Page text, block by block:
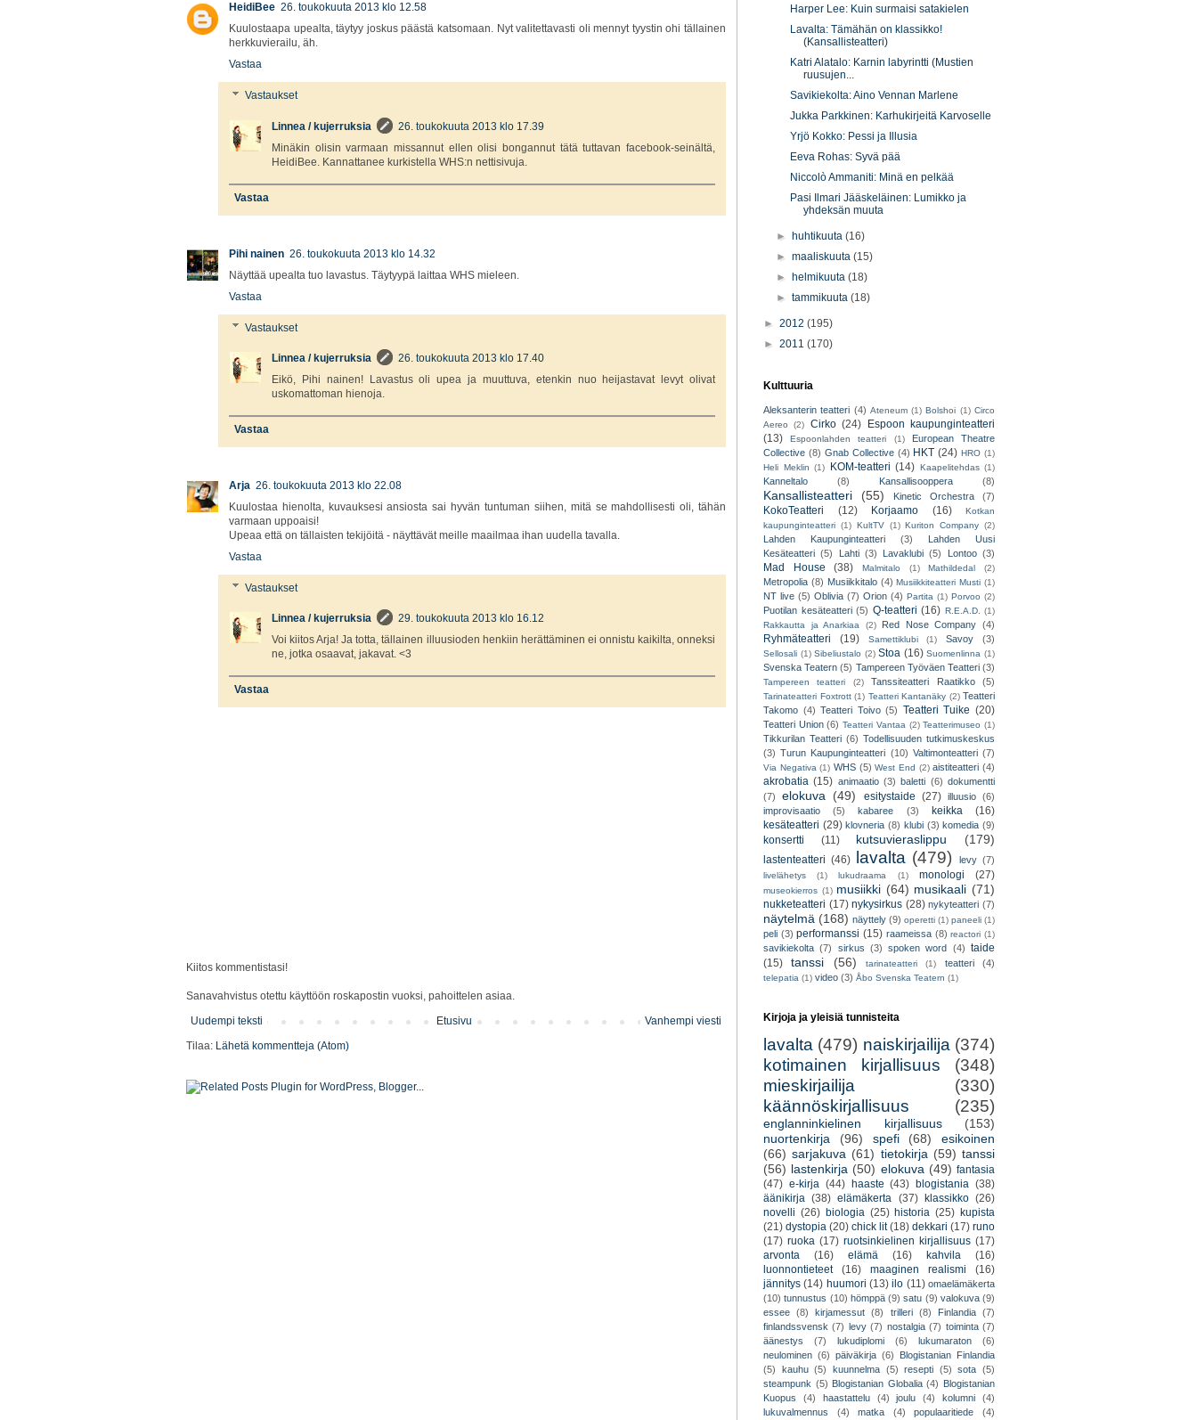
HeidiBee 26. toukokuuta 2013 klo 12.58
Kuulostaapa upealta, täytyy joskus päästä katsomaan. Nyt valitettavasti oli mennyt tyystin ohi tällainen
herkkuvierailu, äh.
Vastaa
Vastaukset
Linnea / kujerruksia
26. toukokuuta 2013 klo 17.39
Minäkin olisin varmaan missannut ellen olisi bongannut tätä tuttavan facebook-seinältä,
HeidiBee. Kannattanee kurkistella WHS:n nettisivuja.
Vastaa
Pihi nainen 26. toukokuuta 2013 klo 14.32
Näyttää upealta tuo lavastus. Täytyypä laittaa WHS mieleen.
Vastaa
Vastaukset
Linnea / kujerruksia
26. toukokuuta 2013 klo 17.40
Eikö, Pihi nainen! Lavastus oli upea ja muuttuva, etenkin nuo heijastavat levyt olivat
uskomattoman hienoja.
Vastaa
Arja 26. toukokuuta 2013 klo 22.08
Kuulostaa hienolta, kuvauksesi ansiosta sai hyvän tuntuman siihen, mitä se mahdollisesti oli, tähän
varmaan uppoaisi!
Upeaa että on tällaisten tekijöitä - näyttävät meille maailmaa ihan uudella tavalla.
Vastaa
Vastaukset
Linnea / kujerruksia
29. toukokuuta 2013 klo 16.12
Voi kiitos Arja! Ja totta, tällainen illuusioden henkiin herättäminen ei onnistu kaikilta, onneksi
ne, jotka osaavat, jakavat. <3
Vastaa
Kiitos kommentistasi!
Sanavahvistus otettu käyttöön roskapostin vuoksi, pahoittelen asiaa.
Uudempi teksti
Vanhempi viesti
Etusivu
Tilaa: Lähetä kommentteja (Atom)
Harper Lee: Kuin surmaisi satakielen
Lavalta: Tämähän on klassikko!
(Kansallisteatteri)
Katri Alatalo: Karnin labyrintti (Mustien
ruusujen...
Savikiekolta: Aino Vennan Marlene
Jukka Parkkinen: Karhukirjeitä Karvoselle
Yrjö Kokko: Pessi ja Illusia
Eeva Rohas: Syvä pää
Niccolò Ammaniti: Minä en pelkää
Pasi Ilmari Jääskeläinen: Lumikko ja
yhdeksän muuta
► huhtikuuta(16)
►maaliskuuta(15)
► helmikuuta(18)
►tammikuuta(18)
► 2012 (195)
► 2011 (170)
Kulttuuria
Aleksanterin teatteri (4) Ateneum (1) Bolshoi (1) Circo
Aereo
(2) Cirko (24)
Espoon kaupunginteatteri
(13)
Espoonlahden teatteri (1)
European Theatre
Collective (8) Gnab Collective (4) HKT (24) HRO (1)
Heli Meklin (1) KOM-teatteri (14) Kaapelitehdas (1)
Kanneltalo (8) Kansallisooppera (8)
Kansallisteatteri (55) Kinetic Orchestra (7)
KokoTeatteri (12) Korjaamo (16)
Kotkan
kaupunginteatteri (1) KultTV (1) Kuriton Company (2)
Lahden Kaupunginteatteri (3)
Lahden Uusi
Kesäteatteri (5) Lahti (3) Lavaklubi (5) Lontoo (3)
Mad House (38) Malmitalo (1) Mathildedal (2)
Metropolia (8) Musiikkitalo (4) Musiikkiteatteri Musti (1)
NT live (5) Oblivia (7) Orion (4) Partita (1) Porvoo (2)
Puotilan kesäteatteri (5) Q-teatteri (16) R.E.A.D. (1)
Rakkautta ja Anarkiaa
(2) Red Nose Company (4)
Ryhmäteatteri (19) Samettiklubi (1) Savoy (3)
Sellosali (1) Sibeliustalo (2) Stoa (16) Suomenlinna (1)
Svenska Teatern (5) Tampereen Työväen Teatteri (3)
Tampereen teatteri (2) Tanssiteatteri Raatikko (5)
Tarinateatteri Foxtrott (1) Teatteri Kantanäky (2) Teatteri
Takomo (4) Teatteri Toivo (5) Teatteri Tuike (20)
Teatteri Union (6) Teatteri Vantaa (2) Teatterimuseo (1)
Tikkurilan Teatteri (6) Todellisuuden tutkimuskeskus
(3) Turun Kaupunginteatteri (10) Valtimonteatteri (7)
Via Negativa (1) WHS (5) West End (2) aistiteatteri (4)
akrobatia (15) animaatio (3) baletti (6) dokumentti
(7)
elokuva (49) esitystaide (27) illuusio (6)
improvisaatio
(5) kabaree (3) keikka
(16)
kesäteatteri (29) klovneria (8) klubi (3) komedia (9)
konsertti (11) kutsuvieraslippu (179)
lastenteatteri (46) lavalta (479) levy (7)
livelähetys (1) lukudraama (1) monologi (27)
museokierros (1) musiikki (64) musikaali (71)
nukketeatteri (17) nykysirkus (28) nykyteatteri (7)
näytelmä (168) näyttely (9) operetti (1) paneeli (1)
peli (3) performanssi (15) raameissa (8) reactori (1)
savikiekolta (7) sirkus (3) spoken word (4) taide
(15)
tanssi (56) tarinateatteri (1) teatteri (4)
telepatia (1) video (3) Åbo Svenska Teatern (1)
Kirjoja ja yleisiä tunnisteita
lavalta (479) naiskirjailija (374)
kotimainen kirjallisuus
(348)
mieskirjailija
(330)
käännöskirjallisuus
(235)
englanninkielinen kirjallisuus
(153)
nuortenkirja
(96) spefi (68)
esikoinen
(66) sarjakuva (61) tietokirja (59) tanssi
(56) lastenkirja (50) elokuva (49) fantasia
(47) e-kirja (44) haaste (43) blogistania (38)
äänikirja (38) elämäkerta (37) klassikko (26)
novelli (26) biologia (25) historia (25) kupista
(21) dystopia (20) chick lit (18) dekkari (17) runo
(17) ruoka (17) ruotsinkielinen kirjallisuus (17)
arvonta
(16) elämä (16) kahvila
(16)
luonnontieteet
(16) maaginen realismi
(16)
jännitys (14) huumori (13) ilo (11) omaelämäkerta
(10) tunnustus (10) hömppä (9) satu (9) valokuva (9)
essee (8) kirjamessut (8) trilleri (8) Finlandia (7)
finlandssvensk (7) levy (7) nostalgia (7) toiminta (7)
äänestys
(7) lukudiplomi (6) lukumaraton
(6)
neulominen (6) päiväkirja (6)
Blogistanian Finlandia
(5)
kauhu (5) kuunnelma (5) resepti (5) sota (5)
steampunk (5) Blogistanian Globalia (4)
Blogistanian
Kuopus
(4) haastattelu (4) joulu (4) kolumni
(4)
lukuvalmennus
(4) matka (4) populaaritiede (4)